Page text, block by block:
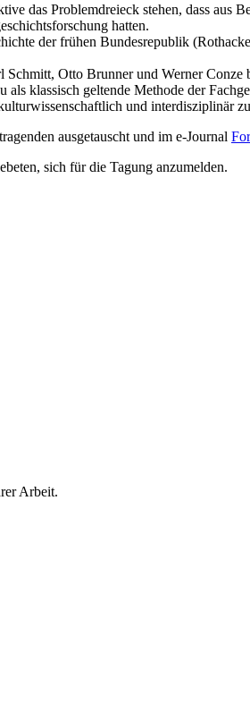
das Problemdreieck stehen, dass aus
hatten.
der frühen Bundesrepublik
Otto Brunner und Werner Conze
klassisch geltende Methode der
und interdisziplinär
ausgetauscht und im e-Journal
sich für die Tagung anzumelden.
Arbeit.